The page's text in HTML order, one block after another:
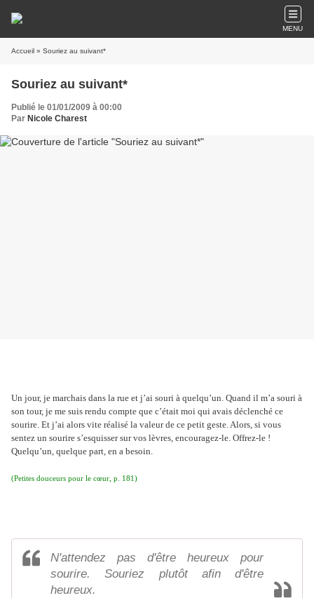
MENU
Accueil » Souriez au suivant*
Souriez au suivant*
Publié le 01/01/2009 à 00:00
Par Nicole Charest
Un jour, je marchais dans la rue et j’ai souri à quelqu’un. Quand il m’a souri à
son tour, je me suis rendu compte que c’était moi qui avais déclenché ce
sourire. Et j’ai alors vite réalisé la valeur de ce petit geste. Alors, si vous
sentez un sourire s’esquisser sur vos lèvres, encouragez-le. Offrez-le !
Quelqu’un, quelque part, en a besoin.
(Petites douceurs pour le cœur, p. 181)
N'attendez pas d'être heureux pour
sourire. Souriez plutôt afin d'être
heureux.